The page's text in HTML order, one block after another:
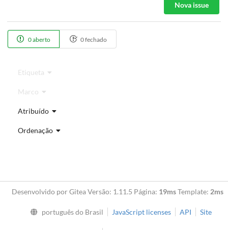
Nova issue
0 aberto 0 fechado
Etiqueta
Marco
Atribuído
Ordenação
Desenvolvido por Gitea Versão: 1.11.5 Página: 19msTemplate: 2ms
português do Brasil JavaScript licenses API Site